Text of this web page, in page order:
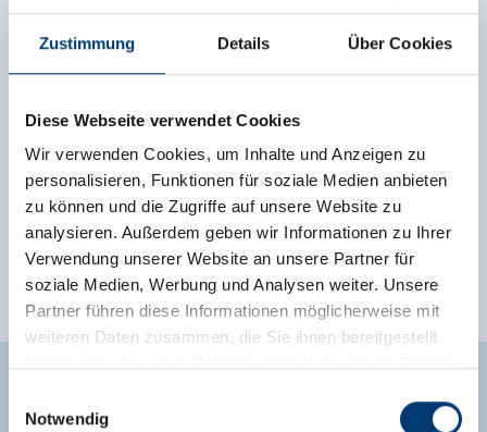
Zustimmung Details Über Cookies
Diese Webseite verwendet Cookies
Wir verwenden Cookies, um Inhalte und Anzeigen zu
personalisieren, Funktionen für soziale Medien anbieten
zu können und die Zugriffe auf unsere Website zu
analysieren. Außerdem geben wir Informationen zu Ihrer
Verwendung unserer Website an unsere Partner für
soziale Medien, Werbung und Analysen weiter. Unsere
Partner führen diese Informationen möglicherweise mit
weiteren Daten zusammen, die Sie ihnen bereitgestellt
Notwendig
UMWELTFREUNDLICH IN DIE